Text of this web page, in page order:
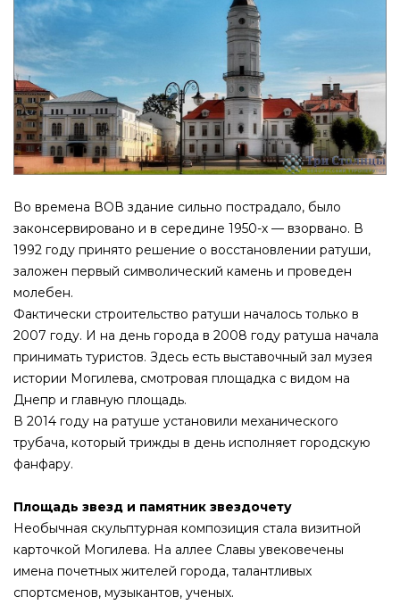
Во времена ВОВ здание сильно пострадало, было
законсервировано и в середине 1950-х — взорвано. В
1992 году принято решение о восстановлении ратуши,
заложен первый символический камень и проведен
молебен.
Фактически строительство ратуши началось только в
2007 году. И на день города в 2008 году ратуша начала
принимать туристов. Здесь есть выставочный зал музея
истории Могилева, смотровая площадка с видом на
Днепр и главную площадь.
В 2014 году на ратуше установили механического
трубача, который трижды в день исполняет городскую
фанфару.
Площадь звезд и памятник звездочету
Необычная скульптурная композиция стала визитной
карточкой Могилева. На аллее Славы увековечены
имена почетных жителей города, талантливых
спортсменов, музыкантов, ученых.